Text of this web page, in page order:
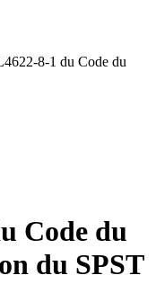
8-1 du Code du
Code du
du SPST